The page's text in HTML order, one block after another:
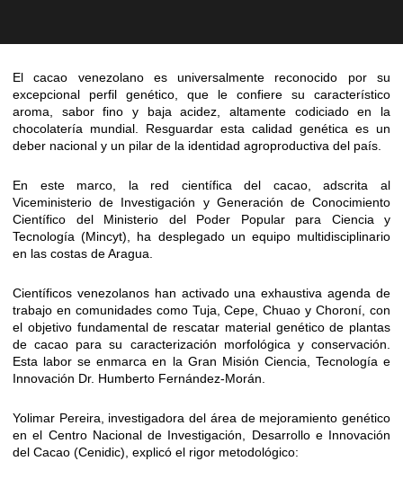
El cacao venezolano es universalmente reconocido por su
excepcional perfil genético, que le confiere su característico
aroma, sabor fino y baja acidez, altamente codiciado en la
chocolatería mundial. Resguardar esta calidad genética es un
deber nacional y un pilar de la identidad agroproductiva del país.
En este marco, la red científica del cacao, adscrita al
Viceministerio de Investigación y Generación de Conocimiento
Científico del Ministerio del Poder Popular para Ciencia y
Tecnología (Mincyt), ha desplegado un equipo multidisciplinario
en las costas de Aragua.
Científicos venezolanos han activado una exhaustiva agenda de
trabajo en comunidades como Tuja, Cepe, Chuao y Choroní, con
el objetivo fundamental de rescatar material genético de plantas
de cacao para su caracterización morfológica y conservación.
Esta labor se enmarca en la Gran Misión Ciencia, Tecnología e
Innovación Dr. Humberto Fernández-Morán.
Yolimar Pereira, investigadora del área de mejoramiento genético
en el Centro Nacional de Investigación, Desarrollo e Innovación
del Cacao (Cenidic), explicó el rigor metodológico: